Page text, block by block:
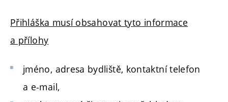
Přihláška musí obsahovat tyto informace
a přílohy
jméno, adresa bydliště, kontaktní telefon
a e-mail,